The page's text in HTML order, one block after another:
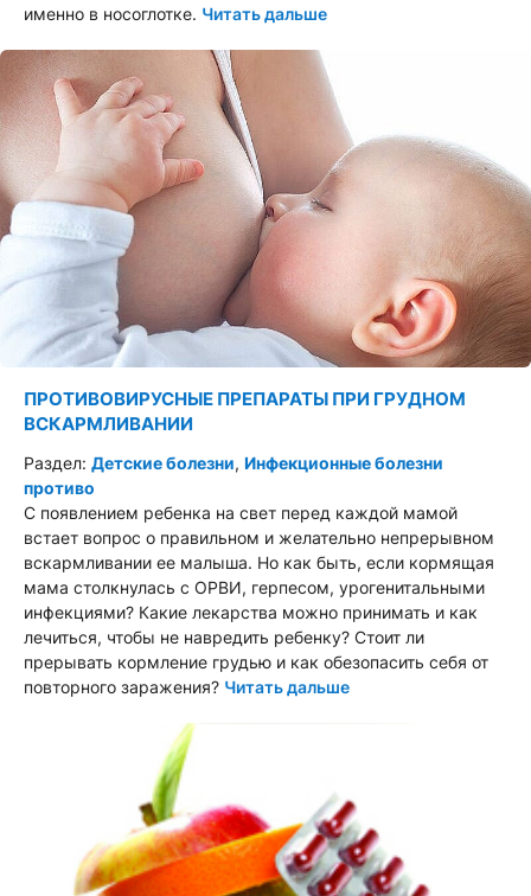
именно в носоглотке. Читать дальше
ПРОТИВОВИРУСНЫЕ ПРЕПАРАТЫ ПРИ ГРУДНОМ
ВСКАРМЛИВАНИИ
Раздел: Детские болезни, Инфекционные болезни
противо
С появлением ребенка на свет перед каждой мамой
встает вопрос о правильном и желательно непрерывном
вскармливании ее малыша. Но как быть, если кормящая
мама столкнулась с ОРВИ, герпесом, урогенитальными
инфекциями? Какие лекарства можно принимать и как
лечиться, чтобы не навредить ребенку? Стоит ли
прерывать кормление грудью и как обезопасить себя от
повторного заражения? Читать дальше